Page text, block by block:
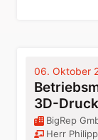
06. Oktober
3D-Druck
BigRep
Herr